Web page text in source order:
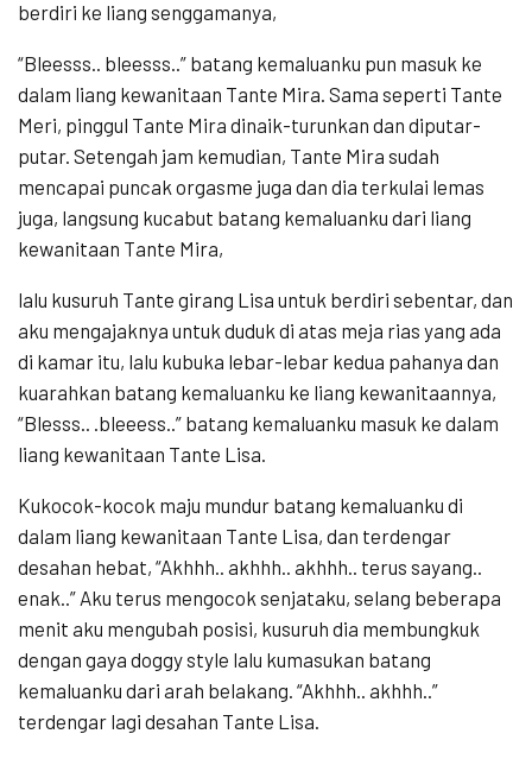
berdiri ke liang senggamanya,
“Bleesss.. bleesss..” batang kemaluanku pun masuk ke
dalam liang kewanitaan Tante Mira. Sama seperti Tante
Meri, pinggul Tante Mira dinaik-turunkan dan diputar-
putar. Setengah jam kemudian, Tante Mira sudah
mencapai puncak orgasme juga dan dia terkulai lemas
juga, langsung kucabut batang kemaluanku dari liang
kewanitaan Tante Mira,
lalu kusuruh Tante girang Lisa untuk berdiri sebentar, dan
aku mengajaknya untuk duduk di atas meja rias yang ada
di kamar itu, lalu kubuka lebar-lebar kedua pahanya dan
kuarahkan batang kemaluanku ke liang kewanitaannya,
“Blesss.. .bleeess..” batang kemaluanku masuk ke dalam
liang kewanitaan Tante Lisa.
Kukocok-kocok maju mundur batang kemaluanku di
dalam liang kewanitaan Tante Lisa, dan terdengar
desahan hebat, “Akhhh.. akhhh.. akhhh.. terus sayang..
enak..” Aku terus mengocok senjataku, selang beberapa
menit aku mengubah posisi, kusuruh dia membungkuk
dengan gaya doggy style lalu kumasukan batang
kemaluanku dari arah belakang. “Akhhh.. akhhh..”
terdengar lagi desahan Tante Lisa.